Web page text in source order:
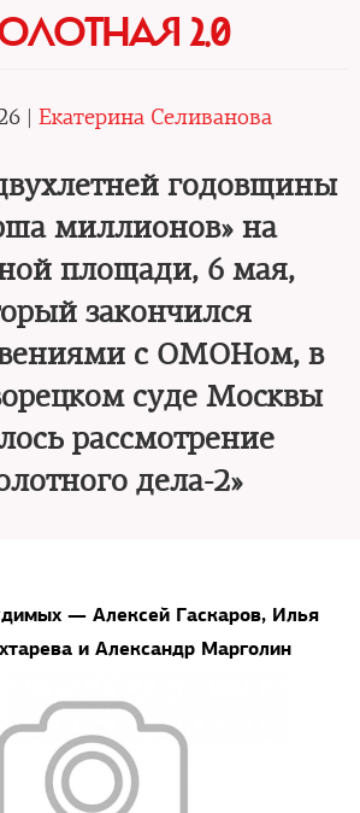
2.0
| Екатерина Селиванова
годовщины
миллионов» на
площади, 6 мая,
закончился
с ОМОНом, в
суде Москвы
рассмотрение
дела-2»
— Алексей Гаскаров, Илья
и Александр Марголин